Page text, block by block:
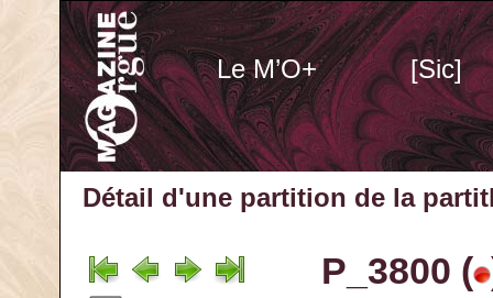
Le M’O+ [Sic]
Détail d'une partition de la
P_3800 (